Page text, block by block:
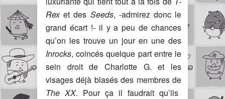
Rexet des Seeds, -admirez donc le
grand écart !- il y a peu de chances
qu’on les trouve un jour en une des
Inrocks, coincés quelque part entre le
sein droit de Charlotte G. et les
visages déjà blasés des membres de
The XX. Pour ça il faudrait qu’ils